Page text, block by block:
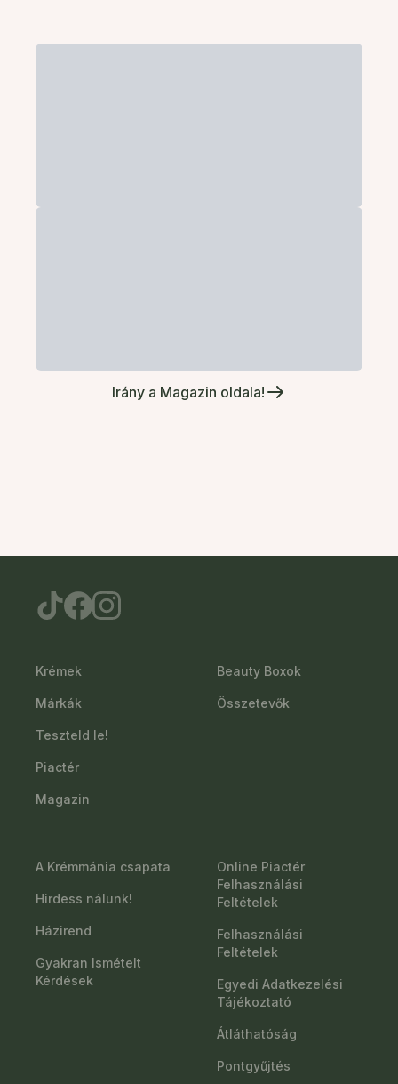
Irány a Magazin oldala!
Krémek
Márkák
Teszteld le!
Piactér
Magazin
Beauty Boxok
Összetevők
A Krémmánia csapata
Hirdess nálunk!
Házirend
Gyakran Ismételt
Kérdések
Online Piactér
Felhasználási
Feltételek
Felhasználási
Feltételek
Egyedi Adatkezelési
Tájékoztató
Átláthatóság
Pontgyűjtés